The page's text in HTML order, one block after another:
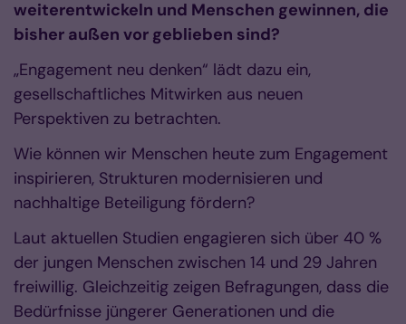
weiterentwickeln und Menschen gewinnen, die
bisher außen vor geblieben sind?
„Engagement neu denken“ lädt dazu ein,
gesellschaftliches Mitwirken aus neuen
Perspektiven zu betrachten.
Wie können wir Menschen heute zum Engagement
inspirieren, Strukturen modernisieren und
nachhaltige Beteiligung fördern?
Laut aktuellen Studien engagieren sich über 40 %
der jungen Menschen zwischen 14 und 29 Jahren
freiwillig. Gleichzeitig zeigen Befragungen, dass die
Bedürfnisse jüngerer Generationen und die